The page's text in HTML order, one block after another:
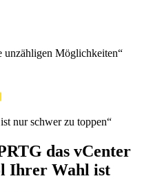
unzähligen Möglichkeiten“
nur schwer zu toppen“
das vCenter
Ihrer Wahl ist